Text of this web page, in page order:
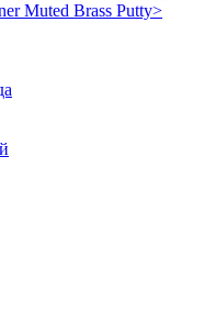
Muted Brass Putty>